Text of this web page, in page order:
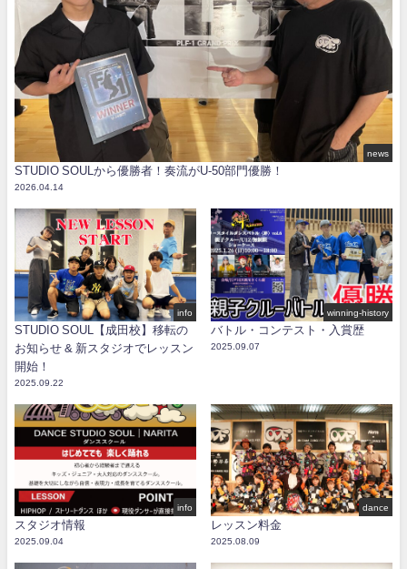
news
STUDIO SOULから優勝者！奏流がU-50部門優勝！
2026.04.14
info
STUDIO SOUL【成田校】移転の
お知らせ & 新スタジオでレッスン
開始！
2025.09.22
winning-history
バトル・コンテスト・入賞歴
2025.09.07
info
スタジオ情報
2025.09.04
dance
レッスン料金
2025.08.09